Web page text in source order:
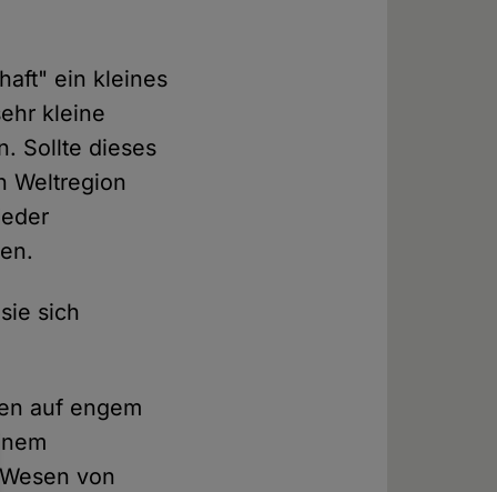
ein kleines
kleine
Sollte dieses
Weltregion
sich
auf engem
von